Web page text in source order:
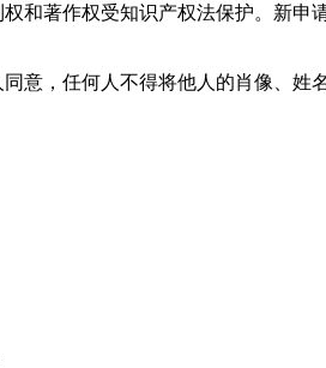
和著作权受知识产权法保护。新
意，任何人不得将他人的肖像、姓